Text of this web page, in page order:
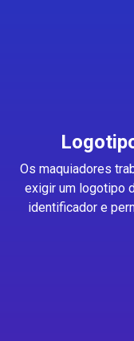
Os maquiadores
exigir um logotipo
identificador e